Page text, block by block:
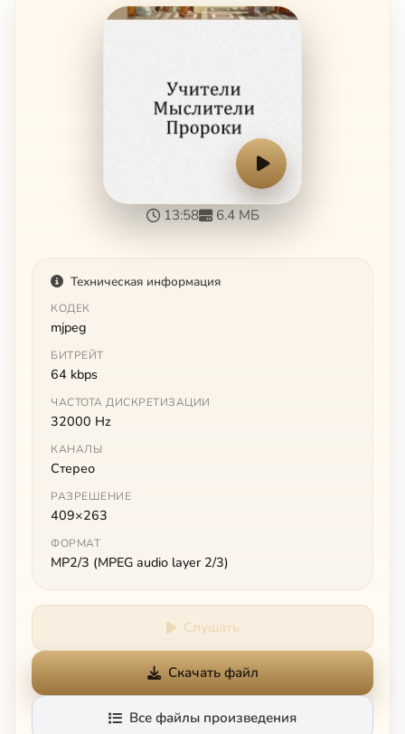
13:58 6.4 МБ
Техническая информация
КОДЕК
mjpeg
БИТРЕЙТ
64 kbps
ЧАСТОТА ДИСКРЕТИЗАЦИИ
32000 Hz
КАНАЛЫ
Стерео
РАЗРЕШЕНИЕ
409×263
ФОРМАТ
MP2/3 (MPEG audio layer 2/3)
Слушать
Скачать файл
Все файлы произведения